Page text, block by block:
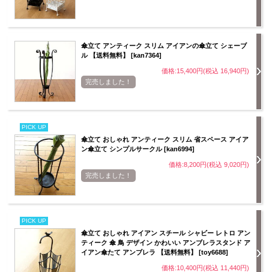
傘立て アンティーク スリム アイアンの傘立て シェーブ
ル 【送料無料】 [kan7364]
価格:15,400円(税込 16,940円)
完売しました！
PICK UP
傘立て おしゃれ アンティーク スリム 省スペース アイア
ン傘立て シンプルサークル [kan6994]
価格:8,200円(税込 9,020円)
完売しました！
PICK UP
傘立て おしゃれ アイアン スチール シャビー レトロ アン
ティーク 傘 鳥 デザイン かわいい アンブレラスタンド ア
イアン傘たて アンブレラ 【送料無料】 [toy6688]
価格:10,400円(税込 11,440円)